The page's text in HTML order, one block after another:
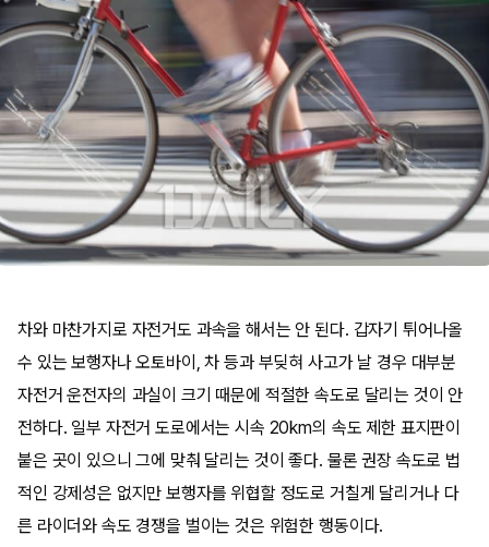
차와 마찬가지로 자전거도 과속을 해서는 안 된다. 갑자기 튀어나올
수 있는 보행자나 오토바이, 차 등과 부딪혀 사고가 날 경우 대부분
자전거 운전자의 과실이 크기 때문에 적절한 속도로 달리는 것이 안
전하다. 일부 자전거 도로에서는 시속 20km의 속도 제한 표지판이
붙은 곳이 있으니 그에 맞춰 달리는 것이 좋다. 물론 권장 속도로 법
적인 강제성은 없지만 보행자를 위협할 정도로 거칠게 달리거나 다
른 라이더와 속도 경쟁을 벌이는 것은 위험한 행동이다.